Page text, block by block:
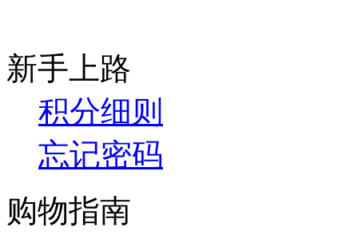
新手上路
积分细则
忘记密码
购物指南